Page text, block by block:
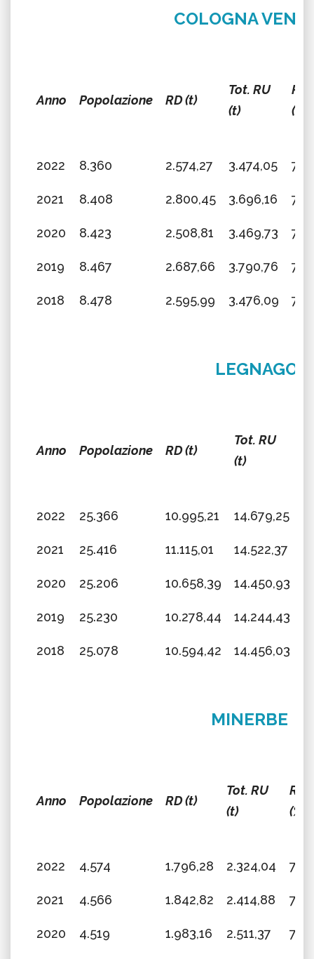
COLOGNA
Anno Popolazione RD (t)
Tot. RU
(t)
RD
(%)
2022 8.360 2.574,27 3.474,05 74,1
2021 8.408 2.800,45 3.696,16
2020 8.423 2.508,81 3.469,73
2019 8.467 2.687,66 3.790,76
2018 8.478 2.595,99 3.476,09
LEGNAGO
Anno Popolazione RD (t)
Tot. RU
(t)
2022 25.366 10.995,21 14.679,25
2021 25.416 11.115,01 14.522,37
2020 25.206 10.658,39 14.450,93
2019 25.230 10.278,44 14.244,43
2018 25.078 10.594,42 14.456,03
MINERBE
Anno Popolazione RD (t)
Tot. RU
(t)
RD
(%)
2022 4.574 1.796,28 2.324,04
2021 4.566 1.842,82 2.414,88
2020 4.519 1.983,16 2.511,37